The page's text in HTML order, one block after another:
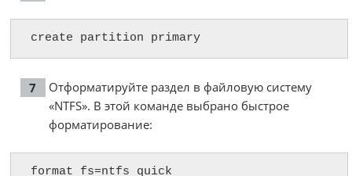
create partition primary
Отформатируйте раздел в файловую систему
«NTFS». В этой команде выбрано быстрое
форматирование:
format fs=ntfs quick